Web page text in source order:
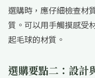
選購時，應仔細檢查材
質。可以用手觸摸感受
起毛球的材質。
選購要點二：設計